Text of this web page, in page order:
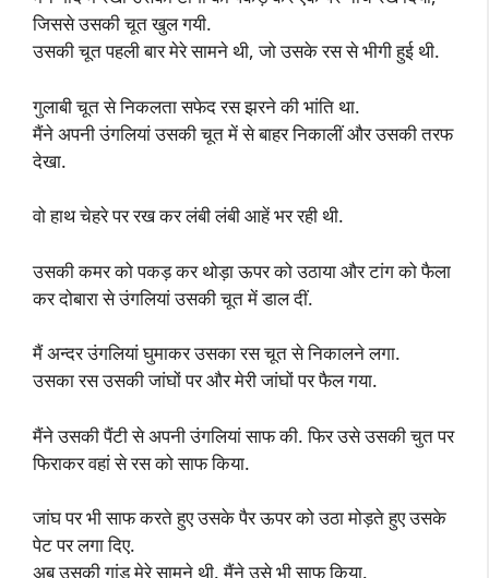
जिससे उसकी चूत खुल गयी.
उसकी चूत पहली बार मेरे सामने थी, जो उसके रस से भीगी हुई थी.
गुलाबी चूत से निकलता सफेद रस झरने की भांति था.
मैंने अपनी उंगलियां उसकी चूत में से बाहर निकालीं और उसकी तरफ
देखा.
वो हाथ चेहरे पर रख कर लंबी लंबी आहें भर रही थी.
उसकी कमर को पकड़ कर थोड़ा ऊपर को उठाया और टांग को फैला
कर दोबारा से उंगलियां उसकी चूत में डाल दीं.
मैं अन्दर उंगलियां घुमाकर उसका रस चूत से निकालने लगा.
उसका रस उसकी जांघों पर और मेरी जांघों पर फैल गया.
मैंने उसकी पैंटी से अपनी उंगलियां साफ की. फिर उसे उसकी चुत पर
फिराकर वहां से रस को साफ किया.
जांघ पर भी साफ करते हुए उसके पैर ऊपर को उठा मोड़ते हुए उसके
पेट पर लगा दिए.
अब उसकी गांड मेरे सामने थी. मैंने उसे भी साफ किया.